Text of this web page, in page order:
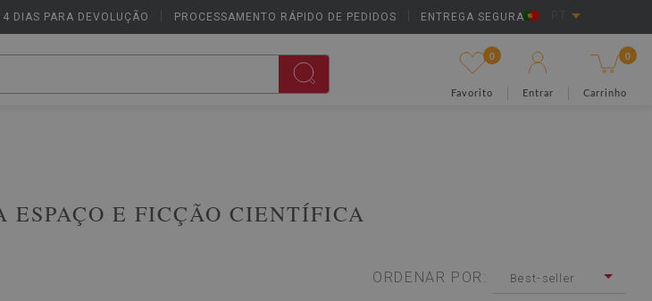
DIAS PARA DEVOLUÇÃO PROCESSAMENTO RÁPIDO DE PEDIDOS ENTREGA SEGURA
0
Favorito Entrar
0
Carrinho
ESPAÇO E FICÇÃO CIENTÍFICA
ORDENAR POR: Best-seller